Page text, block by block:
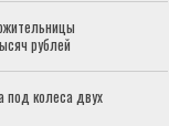
рублей
под колеса двух